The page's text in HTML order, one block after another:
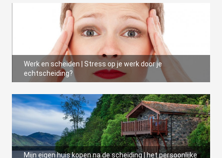
Werk en scheiden | Stress op je werk door je
echtscheiding?
Mijn eigen huis kopen na de scheiding | het persoonlijke